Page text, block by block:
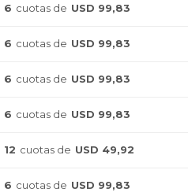
6 cuotas de USD 99,83
6 cuotas de USD 99,83
6 cuotas de USD 99,83
6 cuotas de USD 99,83
12 cuotas de USD 49,92
6 cuotas de USD 99,83